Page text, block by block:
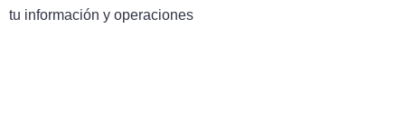
tu información y operaciones